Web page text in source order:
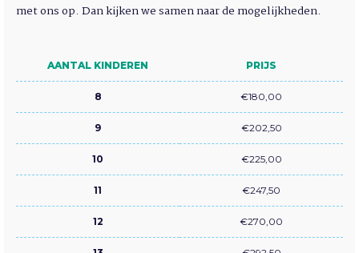
met ons op. Dan kijken we samen naar de mogelijkheden.
AANTAL KINDEREN PRIJS
8 €180,00
9 €202,50
10 €225,00
11 €247,50
12 €270,00